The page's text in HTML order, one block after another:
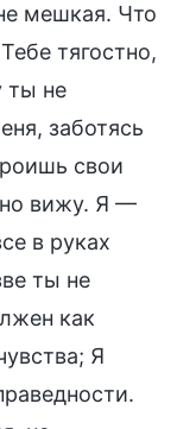
мешкая. Что
тягостно,
ты не
заботясь
свои
вижу. Я —
в руках
ты не
как
Я